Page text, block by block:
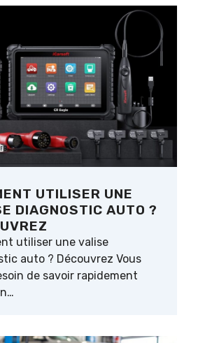
UTILISER UNE
DIAGNOSTIC AUTO ?
utiliser une valise
auto ? Découvrez Vous
de savoir rapidement